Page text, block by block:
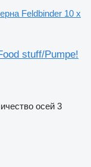
Feldbinder 10 x
stuff/Pumpe!
осей 3